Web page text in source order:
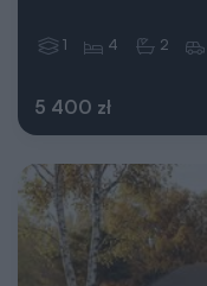
5 400 zł
1 4 2